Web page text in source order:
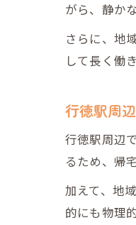
がら、静か
さらに、地
して長く働
行徳駅周
行徳駅周辺
るため、帰
加えて、地
的にも物理